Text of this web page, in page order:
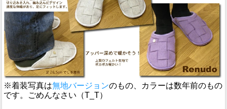
※着装写真は無地バージョンのもの、カラーは数年前のもの
です。ごめんなさい（T_T）